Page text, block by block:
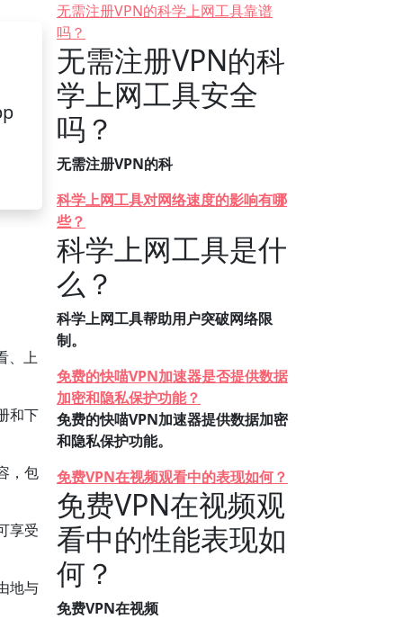
、上
和下
，包
享受
地与
无需注册VPN的科学上网工具靠谱
吗？
无需注册VPN的科
学上网工具安全
吗？
无需注册VPN的科
科学上网工具对网络速度的影响有哪
些？
科学上网工具是什
么？
科学上网工具帮助用户突破网络限
制。
免费的快喵VPN加速器是否提供数据
加密和隐私保护功能？
免费的快喵VPN加速器提供数据加密
和隐私保护功能。
免费VPN在视频观看中的表现如何？
免费VPN在视频观
看中的性能表现如
何？
免费VPN在视频